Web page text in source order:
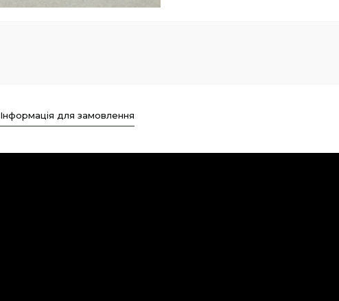
Інформація для замовлення